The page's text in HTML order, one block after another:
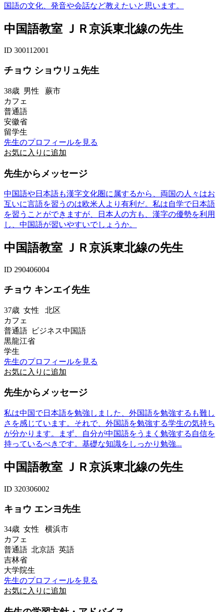
国語の文化、発音や会話など教えたいと思います。
中国語教室 ＪＲ京浜東北線の先生
ID 300112001
チョウ ショウリュ先生
38歳 男性 蕨市
カフェ
普通語
安徽省
留学生
先生のプロフィールを見る
お気に入りに追加
先生からメッセージ
中国語や日本語も漢字文化圏に属するから、両国の人々はお
互いに言語を習うのは欧米人より有利だ。私は自学で日本語
を習うことができますが、日本人の方も、漢字の優勢を利用
し、中国語が習いやすいでしょうか。
中国語教室 ＪＲ京浜東北線の先生
ID 290406004
チョウ キンエイ先生
37歳 女性 北区
カフェ
普通語 ビジネス中国語
黒龍江省
学生
先生のプロフィールを見る
お気に入りに追加
先生からメッセージ
私は中国で日本語を勉強しました、外国語を勉強するも難し
さを感じています。それで、外国語を勉強する学生の気持ち
が分かります。まず、自分が中国語をうまく勉強する自信を
持っているべきです。基礎な知識をしっかり勉強...
中国語教室 ＪＲ京浜東北線の先生
ID 320306002
キョウ エンヨ先生
34歳 女性 横浜市
カフェ
普通語 北京語 英語
吉林省
大学院生
先生のプロフィールを見る
お気に入りに追加